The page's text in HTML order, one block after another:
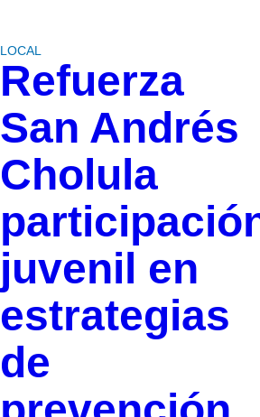
LOCAL
Refuerza
San Andrés
Cholula
juvenil en
estrategias
de